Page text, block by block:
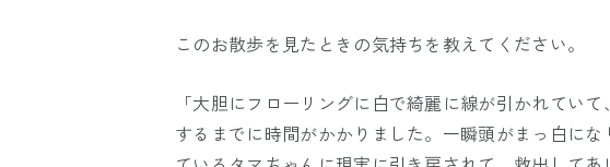
このお散歩を見たときの気持ちを教えてください。
「大胆にフローリングに白で綺麗に線が引かれてい
するまでに時間がかかりました。一瞬頭がまっ白に